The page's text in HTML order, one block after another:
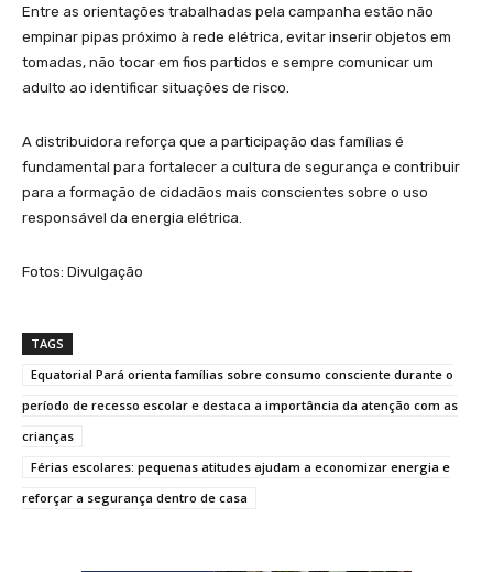
Entre as orientações trabalhadas pela campanha estão não
empinar pipas próximo à rede elétrica, evitar inserir objetos em
tomadas, não tocar em fios partidos e sempre comunicar um
adulto ao identificar situações de risco.
A distribuidora reforça que a participação das famílias é
fundamental para fortalecer a cultura de segurança e contribuir
para a formação de cidadãos mais conscientes sobre o uso
responsável da energia elétrica.
Fotos: Divulgação
TAGS
Equatorial Pará orienta famílias sobre consumo consciente durante o
período de recesso escolar e destaca a importância da atenção com as
crianças
Férias escolares: pequenas atitudes ajudam a economizar energia e
reforçar a segurança dentro de casa